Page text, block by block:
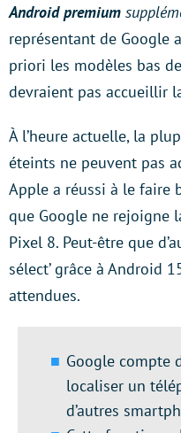
Android premium
représentant de Google
priori les modèles bas
devraient pas accueillir
À l’heure actuelle, la
éteints ne peuvent pas
Apple a réussi à le faire
que Google ne rejoigne
Pixel 8. Peut-être que
sélect’ grâce à Android
attendues.
Google compte
localiser un
d’autres